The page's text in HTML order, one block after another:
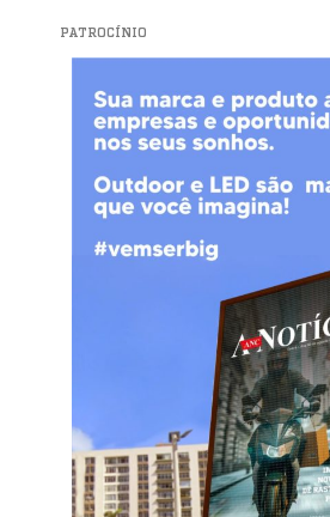
PATROCÍNIO